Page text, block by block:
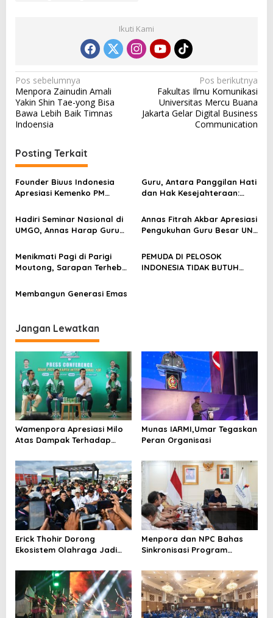
Ikuti Kami
N
a
v
i
g
a
s
i
p
o
s
Pos sebelumnya
Menpora Zainudin Amali
Yakin Shin Tae-yong Bisa
Bawa Lebih Baik Timnas
Indoensia
Pos berikutnya
Fakultas Ilmu Komunikasi
Universitas Mercu Buana
Jakarta Gelar Digital Business
Communication
Posting Terkait
Founder Biuus Indonesia
Apresiasi Kemenko PM
Pemasaran UMKM di
Mataram
Guru, Antara Panggilan Hati
dan Hak Kesejahteraan:
Pidato Menag
Hadiri Seminar Nasional di
UMGO, Annas Harap Guru
Annas Fitrah Akbar Apresiasi
Pengukuhan Guru Besar UNJ
M.Pd
Menikmati Pagi di Parigi
Moutong, Sarapan Terhebat
PEMUDA DI PELOSOK
INDONESIA TIDAK BUTUH
Membangun Generasi Emas
Jangan Lewatkan
Wamenpora Apresiasi Milo
Atas Dampak Terhadap
Munas IARMI,Umar Tegaskan
Peran Organisasi
Erick Thohir Dorong
Ekosistem Olahraga Jadi
Nasional
Menpora dan NPC Bahas
Sinkronisasi Program
2026